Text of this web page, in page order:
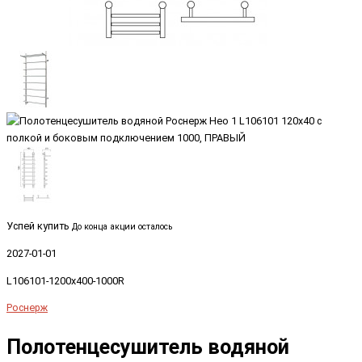
Успей купить До конца акции осталось
2027-01-01
L106101-1200x400-1000R
Роснерж
Полотенцесушитель водяной